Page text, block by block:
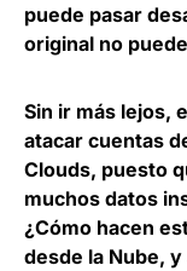
puede pasar
original no
Sin ir más lejos,
atacar cuentas
Clouds, puesto
muchos datos
¿Cómo hacen
desde la Nube,